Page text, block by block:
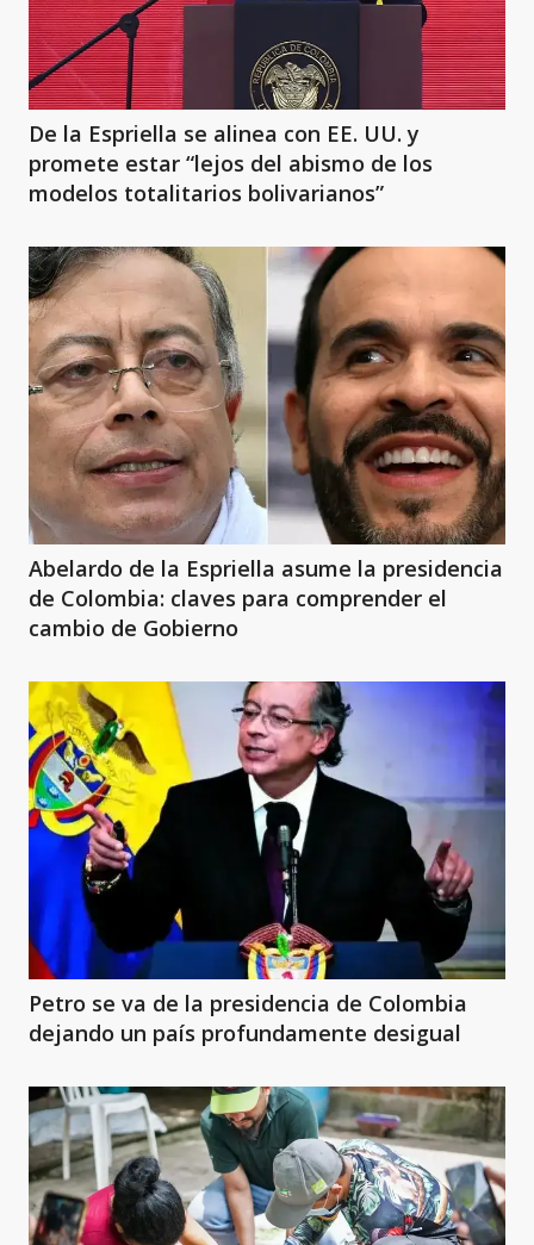
De la Espriella se alinea con EE. UU. y
promete estar “lejos del abismo de los
modelos totalitarios bolivarianos”
Abelardo de la Espriella asume la presidencia
de Colombia: claves para comprender el
cambio de Gobierno
Petro se va de la presidencia de Colombia
dejando un país profundamente desigual